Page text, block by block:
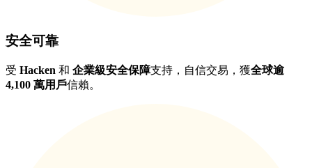
安全可靠
受 Hacken 和 企業級安全保障支持，自信交易，獲全球逾
4,100 萬用戶信賴。